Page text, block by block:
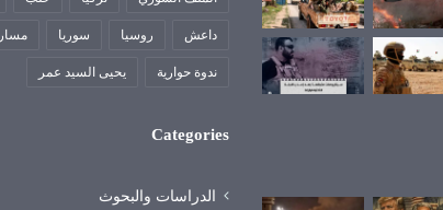
داعش روسيا سوريا
ندوة حوارية يحيى السيد عمر
Categories
الدراسات والبحوث